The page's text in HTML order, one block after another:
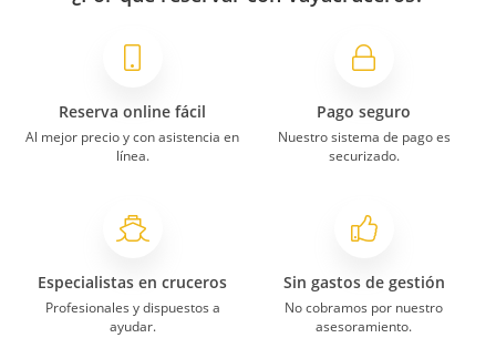
Reserva online fácil
Al mejor precio y con asistencia en
línea.
Pago seguro
Nuestro sistema de pago es
securizado.
Especialistas en cruceros
Profesionales y dispuestos a
ayudar.
Sin gastos de gestión
No cobramos por nuestro
asesoramiento.